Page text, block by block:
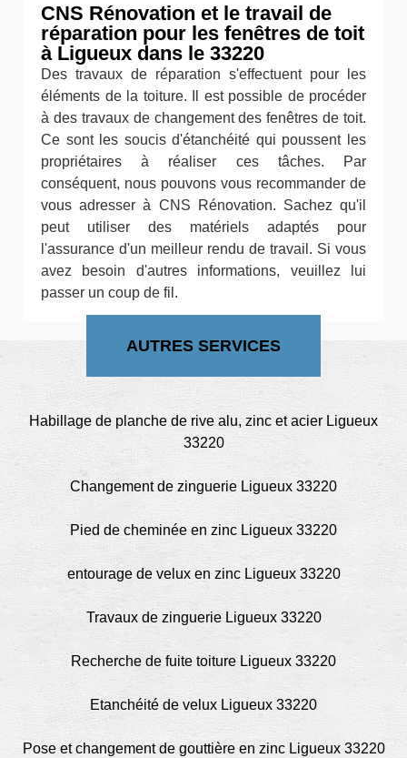
CNS Rénovation et le travail de
réparation pour les fenêtres de toit
à Ligueux dans le 33220
Des travaux de réparation s'effectuent pour les
éléments de la toiture. Il est possible de procéder
à des travaux de changement des fenêtres de toit.
Ce sont les soucis d'étanchéité qui poussent les
propriétaires à réaliser ces tâches. Par
conséquent, nous pouvons vous recommander de
vous adresser à CNS Rénovation. Sachez qu'il
peut utiliser des matériels adaptés pour
l'assurance d'un meilleur rendu de travail. Si vous
avez besoin d'autres informations, veuillez lui
passer un coup de fil.
AUTRES SERVICES
Habillage de planche de rive alu, zinc et acier Ligueux
33220
Changement de zinguerie Ligueux 33220
Pied de cheminée en zinc Ligueux 33220
entourage de velux en zinc Ligueux 33220
Travaux de zinguerie Ligueux 33220
Recherche de fuite toiture Ligueux 33220
Etanchéité de velux Ligueux 33220
Pose et changement de gouttière en zinc Ligueux 33220